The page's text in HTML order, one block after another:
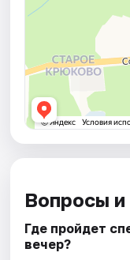
Вопросы
Где пройдет
вечер?